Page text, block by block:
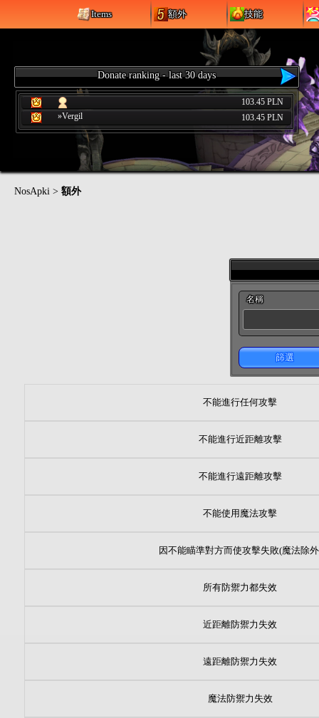
Items 額外 技能
Donate ranking - last 30 days
103.45 PLN
»Vergil
103.45 PLN
NosApki > 額外
名稱
篩選
不能進行任何攻擊
不能進行近距離攻擊
不能進行遠距離攻擊
不能使用魔法攻擊
因不能瞄準對方而使攻擊失敗(魔法除
所有防禦力都失效
近距離防禦力失效
遠距離防禦力失效
魔法防禦力失效